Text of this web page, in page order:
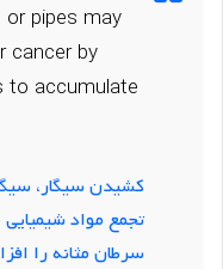
pipes may
cancer by
to accumulate
کشیدن سیگار،
تجمع مواد شیمیایی
سرطان مثانه را